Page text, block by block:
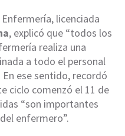
licenciada
, explicó que “todos los
realiza una
a todo el personal
ese sentido, recordó
ciclo comenzó el 11 de
“son importantes
enfermero”.